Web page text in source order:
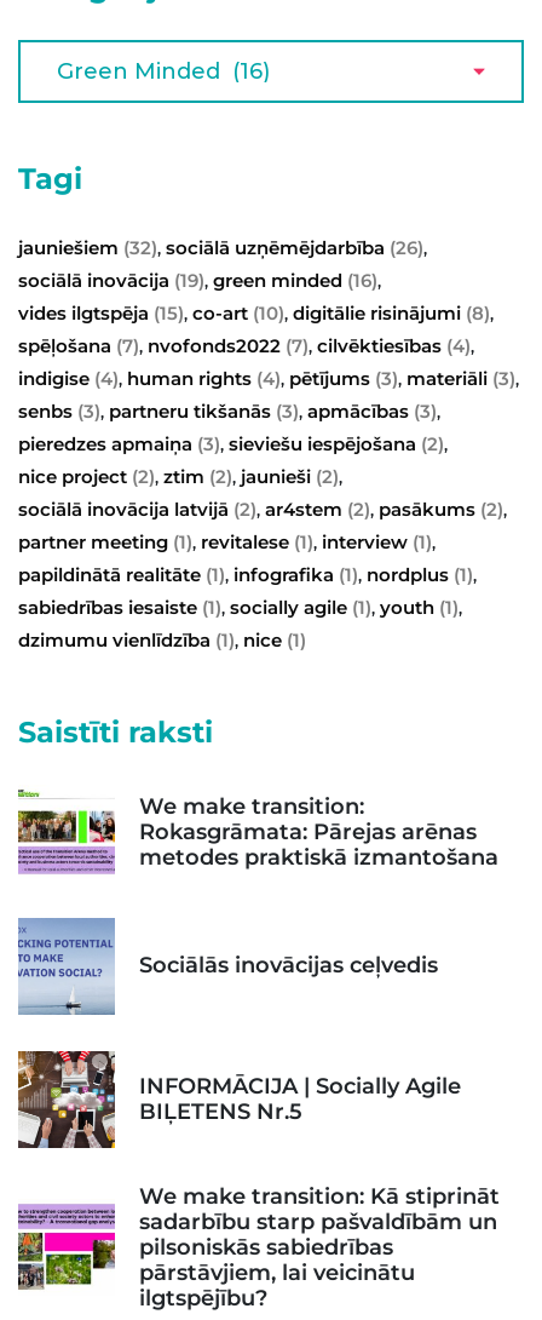
Tagi
jauniešiem (32), sociālā uzņēmējdarbība (26),
sociālā inovācija (19), green minded (16),
vides ilgtspēja (15), co-art (10), digitālie risinājumi (8),
spēļošana (7), nvofonds2022 (7), cilvēktiesības (4),
indigise (4), human rights (4), pētījums (3), materiāli (3),
senbs (3), partneru tikšanās (3), apmācības (3),
pieredzes apmaiņa (3), sieviešu iespējošana (2),
nice project (2), ztim (2), jaunieši (2),
sociālā inovācija latvijā (2), ar4stem (2), pasākums (2),
partner meeting (1), revitalese (1), interview (1),
papildinātā realitāte (1), infografika (1), nordplus (1),
sabiedrības iesaiste (1), socially agile (1), youth (1),
dzimumu vienlīdzība (1), nice (1)
Saistīti raksti
We make transition:
Rokasgrāmata: Pārejas arēnas
metodes praktiskā izmantošana
Sociālās inovācijas ceļvedis
INFORMĀCIJA | Socially Agile
BIĻETENS Nr.5
We make transition: Kā stiprināt
sadarbību starp pašvaldībām un
pilsoniskās sabiedrības
pārstāvjiem, lai veicinātu
ilgtspējību?